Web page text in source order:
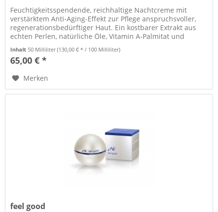
Feuchtigkeitsspendende, reichhaltige Nachtcreme mit
verstärktem Anti-Aging-Effekt zur Pflege anspruchsvoller,
regenerationsbedürftiger Haut. Ein kostbarer Extrakt aus
echten Perlen, natürliche Öle, Vitamin A-Palmitat und
Inhalt50 Milliliter(130,00 € * / 100 Milliliter)
65,00 € *
Merken
feel good